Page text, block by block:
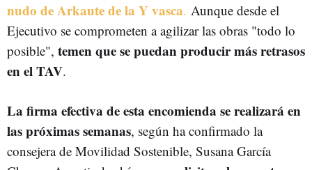
nudo de Arkaute de la Y vasca. Aunque desde el
Ejecutivo se comprometen a agilizar las obras "todo lo
posible", temen que se puedan producir más retrasos
en el TAV.
La firma efectiva de esta encomienda se realizará en
las próximas semanas, según ha confirmado la
consejera de Movilidad Sostenible, Susana García